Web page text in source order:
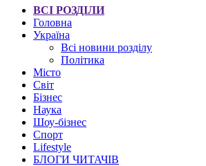
ВСІ РОЗДІЛИ
Головна
Україна
Всі новини розділу
Політика
Місто
Світ
Бізнес
Наука
Шоу-бізнес
Спорт
Lifestyle
БЛОГИ ЧИТАЧІВ